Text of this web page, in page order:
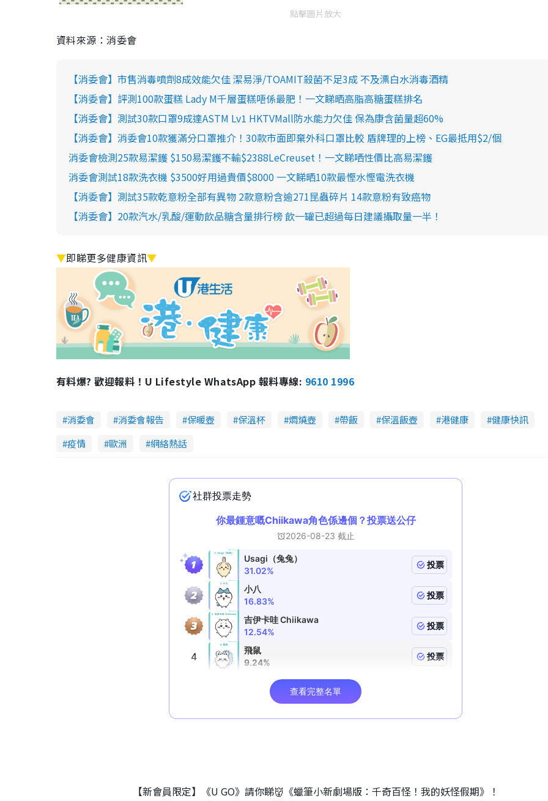
點擊圖片放大
資料來源：消委會
【消委會】市售消毒噴劑8成效能欠佳 潔易淨/TOAMIT殺菌不足3成 不及漂白水消毒酒精
【消委會】評測100款蛋糕 Lady M千層蛋糕唔係最肥！一文睇晒高脂高糖蛋糕排名
【消委會】測試30款口罩9成達ASTM Lv1 HKTVMall防水能力欠佳 保為康含菌量超60%
【消委會】消委會10款獲滿分口罩推介！30款市面即棄外科口罩比較 盾牌理的上榜、EG最抵用$2/個
消委會檢測25款易潔鑊 $150易潔鑊不輸$2388LeCreuset！一文睇哂性價比高易潔鑊
消委會測試18款洗衣機 $3500好用過貴價$8000 一文睇晒10款最慳水慳電洗衣機
【消委會】測試35款乾意粉全部有異物 2款意粉含逾271昆蟲碎片 14款意粉有致癌物
【消委會】20款汽水/乳酸/運動飲品糖含量排行榜 飲一罐已超過每日建議攝取量一半！
▼即睇更多健康資訊▼
有料爆? 歡迎報料！U Lifestyle WhatsApp 報料專線: 9610 1996
消委會 消委會報告 保暖壺 保溫杯 燜燒壺 帶飯 保溫飯壺 港健康
健康快訊
疫情
歐洲 網絡熱話
【新會員限定】《U GO》請你睇👹《蠟筆小新劇場版：千奇百怪！我的妖怪假期》！